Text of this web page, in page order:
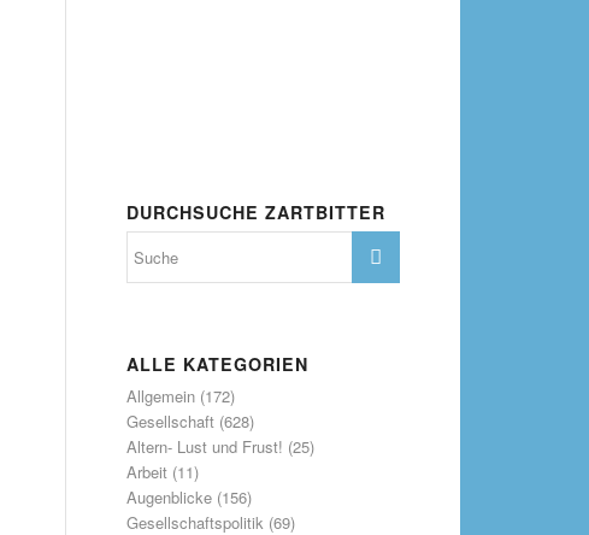
DURCHSUCHE ZARTBITTER
ALLE KATEGORIEN
Allgemein(172)
Gesellschaft(628)
Altern- Lust und Frust! (25)
Arbeit(11)
Augenblicke(156)
Gesellschaftspolitik(69)